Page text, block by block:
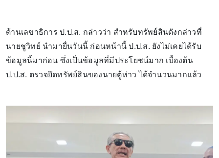
ด้านเลขาธิการ ป.ป.ส. กล่าวว่า สำหรับทรัพย์สินดังกล่าวที่
นายชูวิทย์ นำมายื่นวันนี้ ก่อนหน้านี้ ป.ป.ส. ยังไม่เคยได้รับ
ข้อมูลนี้มาก่อน ซึ่งเป็นข้อมูลที่มีประโยชน์มาก เบื้องต้น
ป.ป.ส. ตรวจยึดทรัพย์สินของนายตู้ห่าว ได้จำนวนมากแล้ว